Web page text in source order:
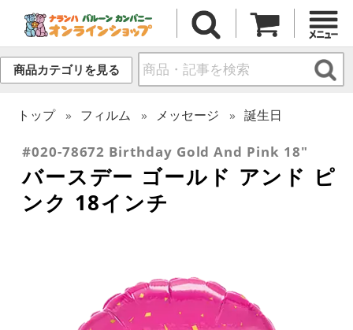
商品カテゴリを見る
トップ フィルム メッセージ 誕生日
#020-78672 Birthday Gold And Pink 18"
バースデー ゴールド アンド ピ
ンク 18インチ